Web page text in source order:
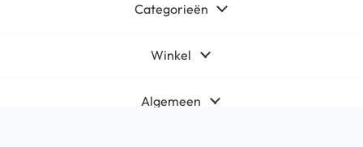
Categorieën
Winkel
Algemeen